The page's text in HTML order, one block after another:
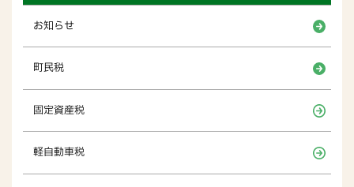
お知らせ
町民税
固定資産税
軽自動車税